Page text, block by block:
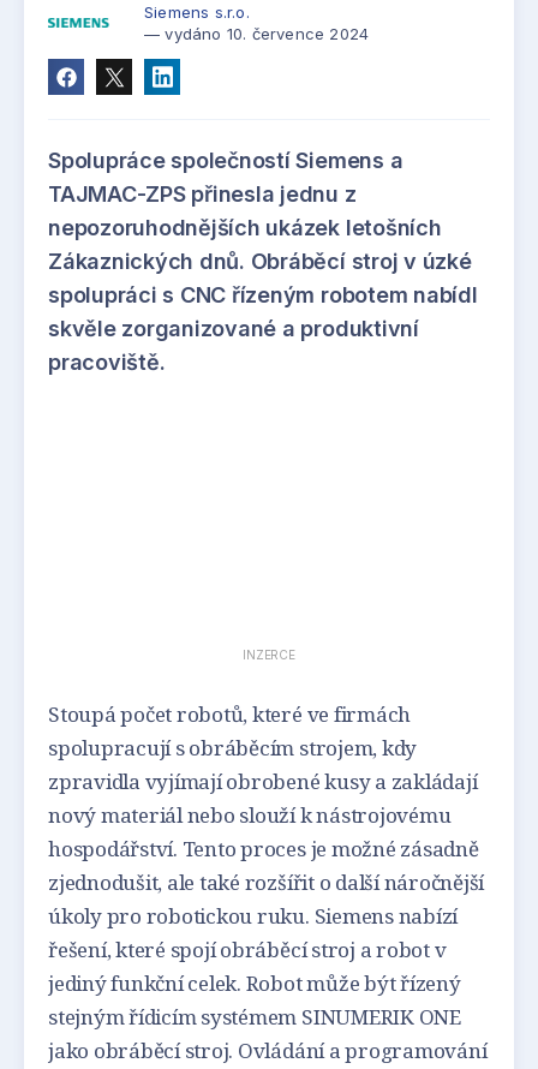
Siemens s.r.o.
— vydáno 10. července 2024
Spolupráce společností Siemens a
TAJMAC-ZPS přinesla jednu z
nepozoruhodnějších ukázek letošních
Zákaznických dnů. Obráběcí stroj v úzké
spolupráci s CNC řízeným robotem nabídl
skvěle zorganizované a produktivní
pracoviště.
INZERCE
Stoupá počet robotů, které ve firmách
spolupracují s obráběcím strojem, kdy
zpravidla vyjímají obrobené kusy a zakládají
nový materiál nebo slouží k nástrojovému
hospodářství. Tento proces je možné zásadně
zjednodušit, ale také rozšířit o další náročnější
úkoly pro robotickou ruku. Siemens nabízí
řešení, které spojí obráběcí stroj a robot v
jediný funkční celek. Robot může být řízený
stejným řídicím systémem SINUMERIK ONE
jako obráběcí stroj. Ovládání a programování